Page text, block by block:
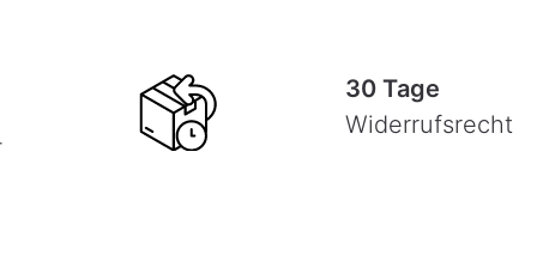
30 Tage
Widerrufsrecht